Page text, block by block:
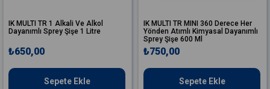
IK MULTI TR 1 Alkali Ve Alkol
Dayanımlı Sprey Şişe 1 Litre
₺650,00
Sepete Ekle
IK MULTI TR MINI 360 Derece Her
Yönden Atımlı Kimyasal Dayanımlı
Sprey Şişe 600 Ml
₺750,00
Sepete Ekle